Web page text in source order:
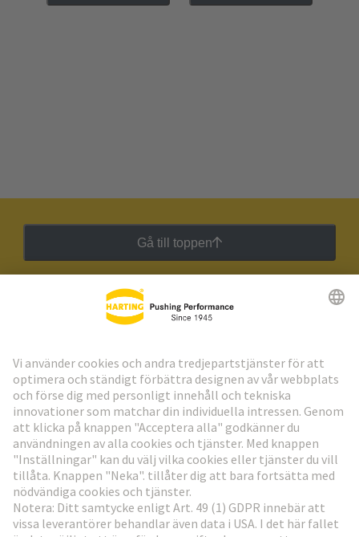
Gå till toppen
HARTING:s nyhetsbrev
Gå till registrering
Social Media